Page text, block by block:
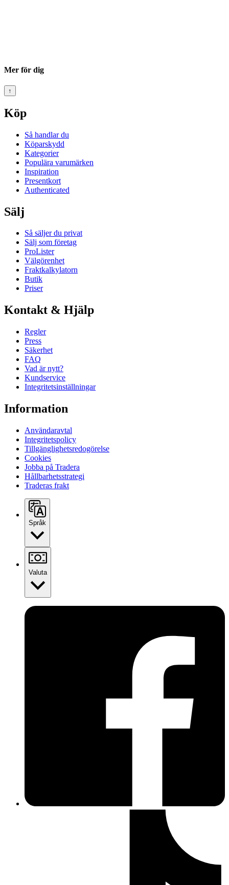
Mer för dig
↑
Köp
Så handlar du
Köparskydd
Kategorier
Populära varumärken
Inspiration
Presentkort
Authenticated
Sälj
Så säljer du privat
Sälj som företag
ProLister
Välgörenhet
Fraktkalkylatorn
Butik
Priser
Kontakt & Hjälp
Regler
Press
Säkerhet
FAQ
Vad är nytt?
Kundservice
Integritetsinställningar
Information
Användaravtal
Integritetspolicy
Tillgänglighetsredogörelse
Cookies
Jobba på Tradera
Hållbarhetsstrategi
Traderas frakt
Språk
Valuta